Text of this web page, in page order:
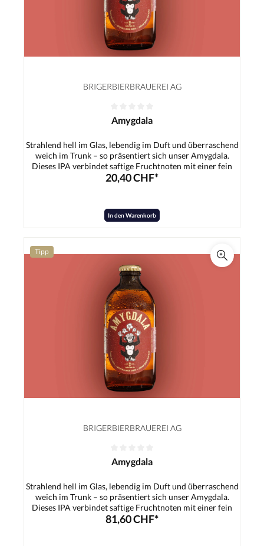
BRIGERBIERBRAUEREI AG
Amygdala
Strahlend hell im Glas, lebendig im Duft und überraschend
weich im Trunk – so präsentiert sich unser Amygdala.
Dieses IPA verbindet saftige Fruchtnoten mit einer fein
ausbalancierten Hopfenbittere und beweist, dass ein India
die frische Zitrus- und Tropenfruchtaromatik und sorgt für
ein angenehm rundes Mundgefühl. Die Bittere bleibt
präsent, aber nie dominant – genau richtig, um Lust auf den
nächsten Schluck zu machen.Zutaten:Wasser, Gerstenmalz,
20,40 CHF*
In den Warenkorb
Tipp
BRIGERBIERBRAUEREI AG
Amygdala
Strahlend hell im Glas, lebendig im Duft und überraschend
weich im Trunk – so präsentiert sich unser Amygdala.
Dieses IPA verbindet saftige Fruchtnoten mit einer fein
ausbalancierten Hopfenbittere und beweist, dass ein India
81,60 CHF*